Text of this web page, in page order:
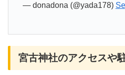
— donadona (@yada178)
宮古神社のアクセスや